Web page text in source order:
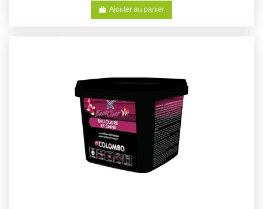
Ajouter au panier